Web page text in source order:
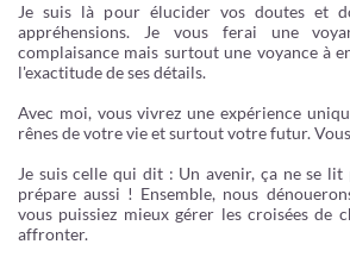
Je suis là pour élucider vos doutes et
appréhensions. Je vous ferai une
complaisance mais surtout une voyance à
l'exactitude de ses détails.
Avec moi, vous vivrez une expérience
rênes de votre vie et surtout votre futur.
Je suis celle qui dit : Un avenir, ça ne se lit
prépare aussi ! Ensemble, nous
vous puissiez mieux gérer les croisées de
affronter.